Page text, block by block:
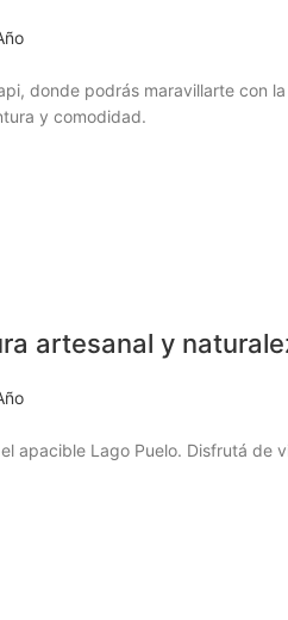
donde podrás maravillarte con
y comodidad.
artesanal y
apacible Lago Puelo. Disfrutá